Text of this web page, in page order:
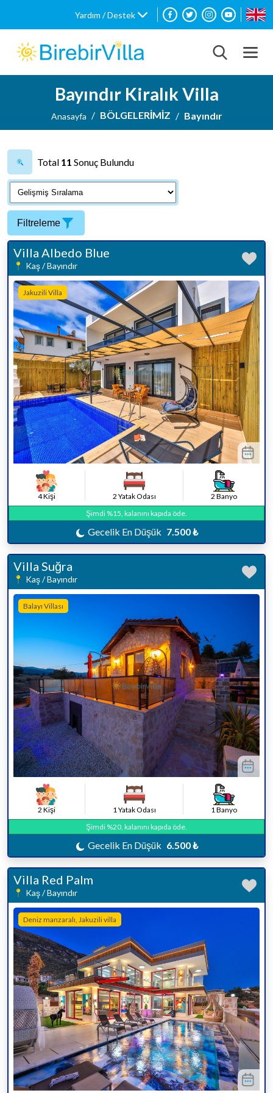
Yardım / Destek
Bayındır Kiralık Villa
Anasayfa BÖLGELERİMİZ Bayındır
Total 11 Sonuç Bulundu
Filtreleme
Villa Albedo Blue
Kaş / Bayındır
Jakuzili Villa
4 Kişi 2 Yatak Odası
2 Banyo
Şimdi %15, kalanını kapıda öde.
Gecelik En Düşük 7.500 ₺
Villa Suğra
Kaş / Bayındır
Balayı Villası
2 Kişi 1 Yatak Odası
1 Banyo
Şimdi %20, kalanını kapıda öde.
Gecelik En Düşük 6.500 ₺
Villa Red Palm
Kaş / Bayındır
Deniz manzaralı, Jakuzili villa